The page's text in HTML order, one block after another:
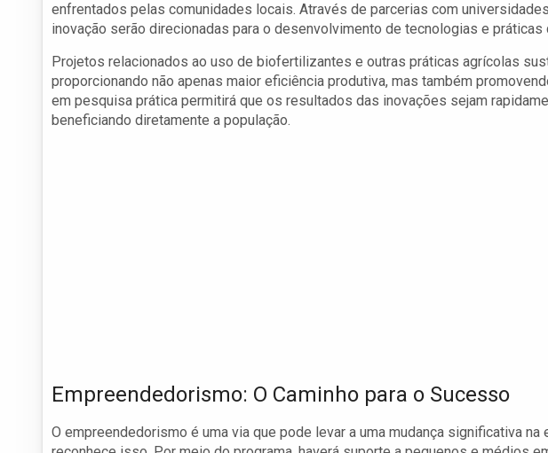
enfrentados pelas comunidades locais. Através de parcerias com
inovação serão direcionadas para o desenvolvimento de tecnologias e práticas
Projetos relacionados ao uso de biofertilizantes e outras práticas agrícolas
proporcionando não apenas maior eficiência produtiva, mas também
em pesquisa prática permitirá que os resultados das inovações sejam
beneficiando diretamente a população.
Empreendedorismo: O Caminho para o Sucesso
O empreendedorismo é uma via que pode levar a uma mudança significativa na